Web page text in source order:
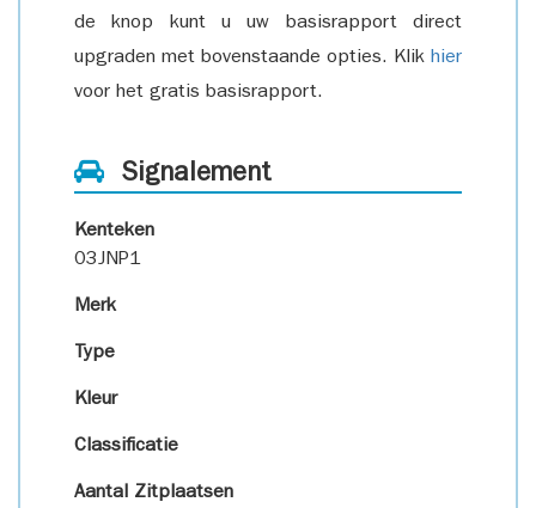
de knop kunt u uw basisrapport direct
upgraden met bovenstaande opties. Klik hier
voor het gratis basisrapport.
Signalement
Kenteken
03JNP1
Merk
Type
Kleur
Classificatie
Aantal Zitplaatsen